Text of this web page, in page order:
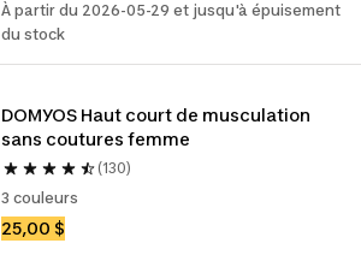
À partir du 2026-05-29 et jusqu'à épuisement
du stock
DOMYOS Haut court de musculation
sans coutures femme
(130)
3 couleurs
25,00 $